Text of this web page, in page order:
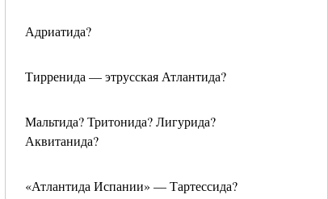
Адриатида?
Тирренида — этрусская Атлантида?
Мальтида? Тритонида? Лигурида?
Аквитанида?
«Атлантида Испании» — Тартессида?